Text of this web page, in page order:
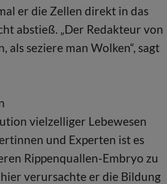
er die Zellen direkt in das
abstieß. „Der Redakteur von
seziere man Wolken“, sagt
vielzelliger Lebewesen
und Experten ist es
Rippenquallen-Embryo zu
verursachte er die Bildung